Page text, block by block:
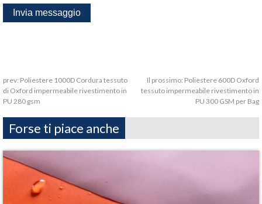
prev: Poliestere 1000D Cordura tessuto
di Oxford impermeabile rivestimento in
PU 280 gsm
Il prossimo: Poliestere 600D Oxford
tessuto impermeabile rivestimento in
PU 300 GSM per Bag
Forse ti piace anche